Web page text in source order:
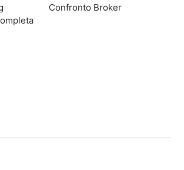
Confronto Broker